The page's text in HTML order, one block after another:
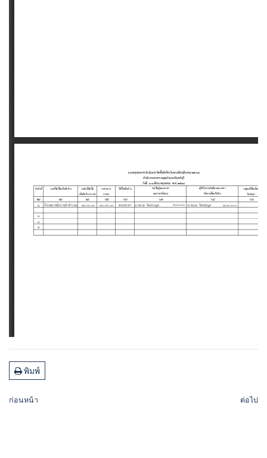
พิมพ์
ก่อนหน้า ต่อไป